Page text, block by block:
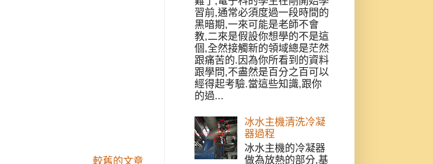
較舊的文章
習前,通常必須度過一段時間的
黑暗期,一來可能是老師不會
教,二來是假設你想學的不是這
個,全然接觸新的領域總是茫然
跟痛苦的.因為你所看到的資料
跟學問,不盡然是百分之百可以
經得起考驗.當這些知識,跟你
的過...
冰水主機清洗冷凝
器過程
冰水主機的冷凝器
做為放熱的部分,基